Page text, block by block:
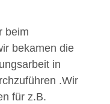
beim
bekamen die
in
.Wir
für z.B.